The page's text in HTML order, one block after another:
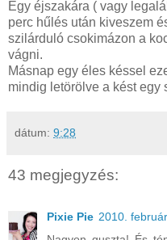
Egy éjszakára ( vagy
perc hűlés után kiveszem
szilárduló csokimázon a
vágni.
Másnap egy éles késsel
mindig letörölve a kést egy
dátum: 9:28
43 megjegyzés:
Pixie Pie 2010.